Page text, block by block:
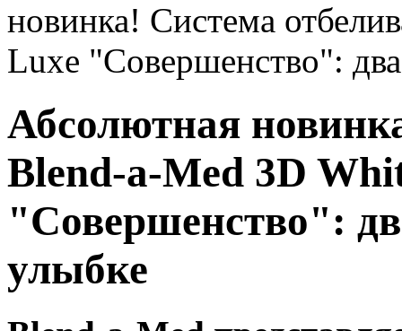
новинка! Система
Luxe "Совершенство":
Абсолютная
Blend-a-Med 3D
"Совершенство":
улыбке